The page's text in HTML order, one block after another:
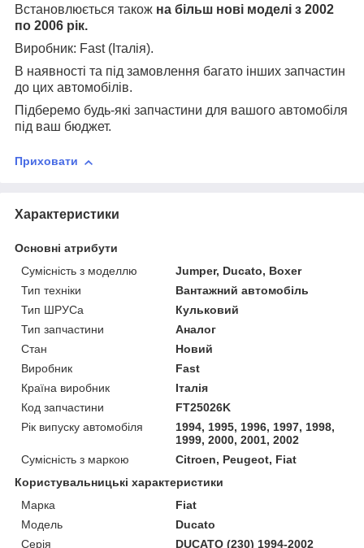
Встановлюється також на більш нові моделі з 2002
по 2006 рік.
Виробник: Fast (Італія).
В наявності та під замовлення багато інших запчастин
до цих автомобілів.
Підберемо будь-які запчастини для вашого автомобіля
під ваш бюджет.
Приховати
Характеристики
Основні атрибути
Сумісність з моделлю
Jumper, Ducato, Boxer
Тип техніки
Вантажний автомобіль
Тип ШРУСа
Кульковий
Тип запчастини
Аналог
Стан
Новий
Виробник
Fast
Країна виробник
Італія
Код запчастини
FT25026K
Рік випуску автомобіля
1994, 1995, 1996, 1997, 1998,
1999, 2000, 2001, 2002
Сумісність з маркою
Citroen, Peugeot, Fiat
Користувальницькі характеристики
Марка
Fiat
Модель
Ducato
Серія
DUCATO (230) 1994-2002